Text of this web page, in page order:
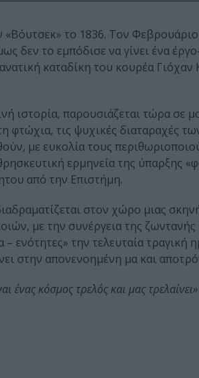
το 1836. Τον
δεν το εμπόδισε να γίνει ένα
καταδίκη του κουρέα
ιστορία, παρουσιάζεται τώρα σε
φτώχια, τις ψυχικές διαταραχές
με ευκολία τους
ερμηνεία της ύπαρξης
από την Επιστήμη.
στον χώρο μιας
με την συνέργεια της
ενότητες» την τελευταία
στην απονενοημένη μα και
ένας κόσμος τρελός και μας